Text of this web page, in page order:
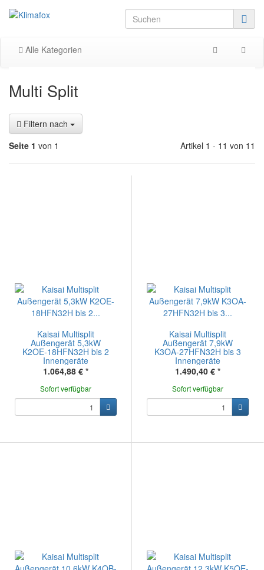
Alle Kategorien
Multi Split
Filtern nach
Seite 1 von 1 Artikel 1 - 11 von 11
Kaisai Multisplit
Außengerät 5,3kW
K2OE-18HFN32H bis 2
Innengeräte
1.064,88 € *
Sofort verfügbar
Kaisai Multisplit
Außengerät 7,9kW
K3OA-27HFN32H bis 3
Innengeräte
1.490,40 € *
Sofort verfügbar